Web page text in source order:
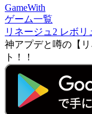
GameWith
ゲーム一覧
リネージュ2 レボリ
神アプデと噂の【
ト！！